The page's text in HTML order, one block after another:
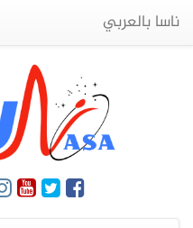
ناسا بالعربي